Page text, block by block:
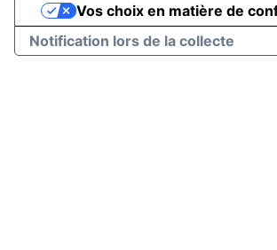
Notification lors de la collecte
Vos choix en matière de